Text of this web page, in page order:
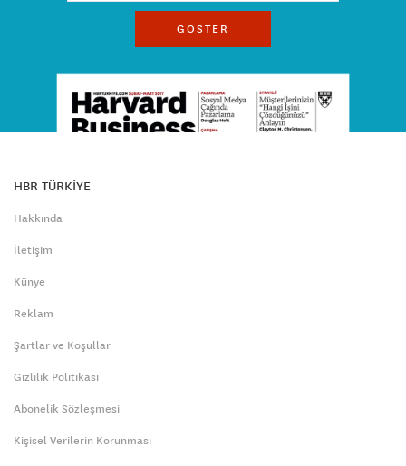
GÖSTER
HBR TÜRKİYE
Hakkında
İletişim
Künye
Reklam
Şartlar ve Koşullar
Gizlilik Politikası
Abonelik Sözleşmesi
Kişisel Verilerin Korunması